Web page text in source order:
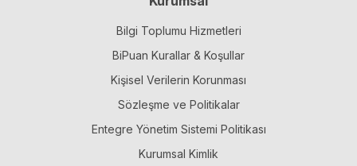
Bilgi Toplumu Hizmetleri
BiPuan Kurallar & Koşullar
Kişisel Verilerin Korunması
Sözleşme ve Politikalar
Entegre Yönetim Sistemi Politikası
Kurumsal Kimlik